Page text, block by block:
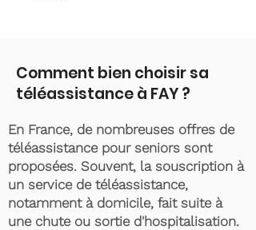
Comment bien choisir sa
téléassistance à FAY ?
En France, de nombreuses offres de
téléassistance pour seniors sont
proposées. Souvent, la souscription à
un service de téléassistance,
notamment à domicile, fait suite à
une chute ou sortie d'hospitalisation.